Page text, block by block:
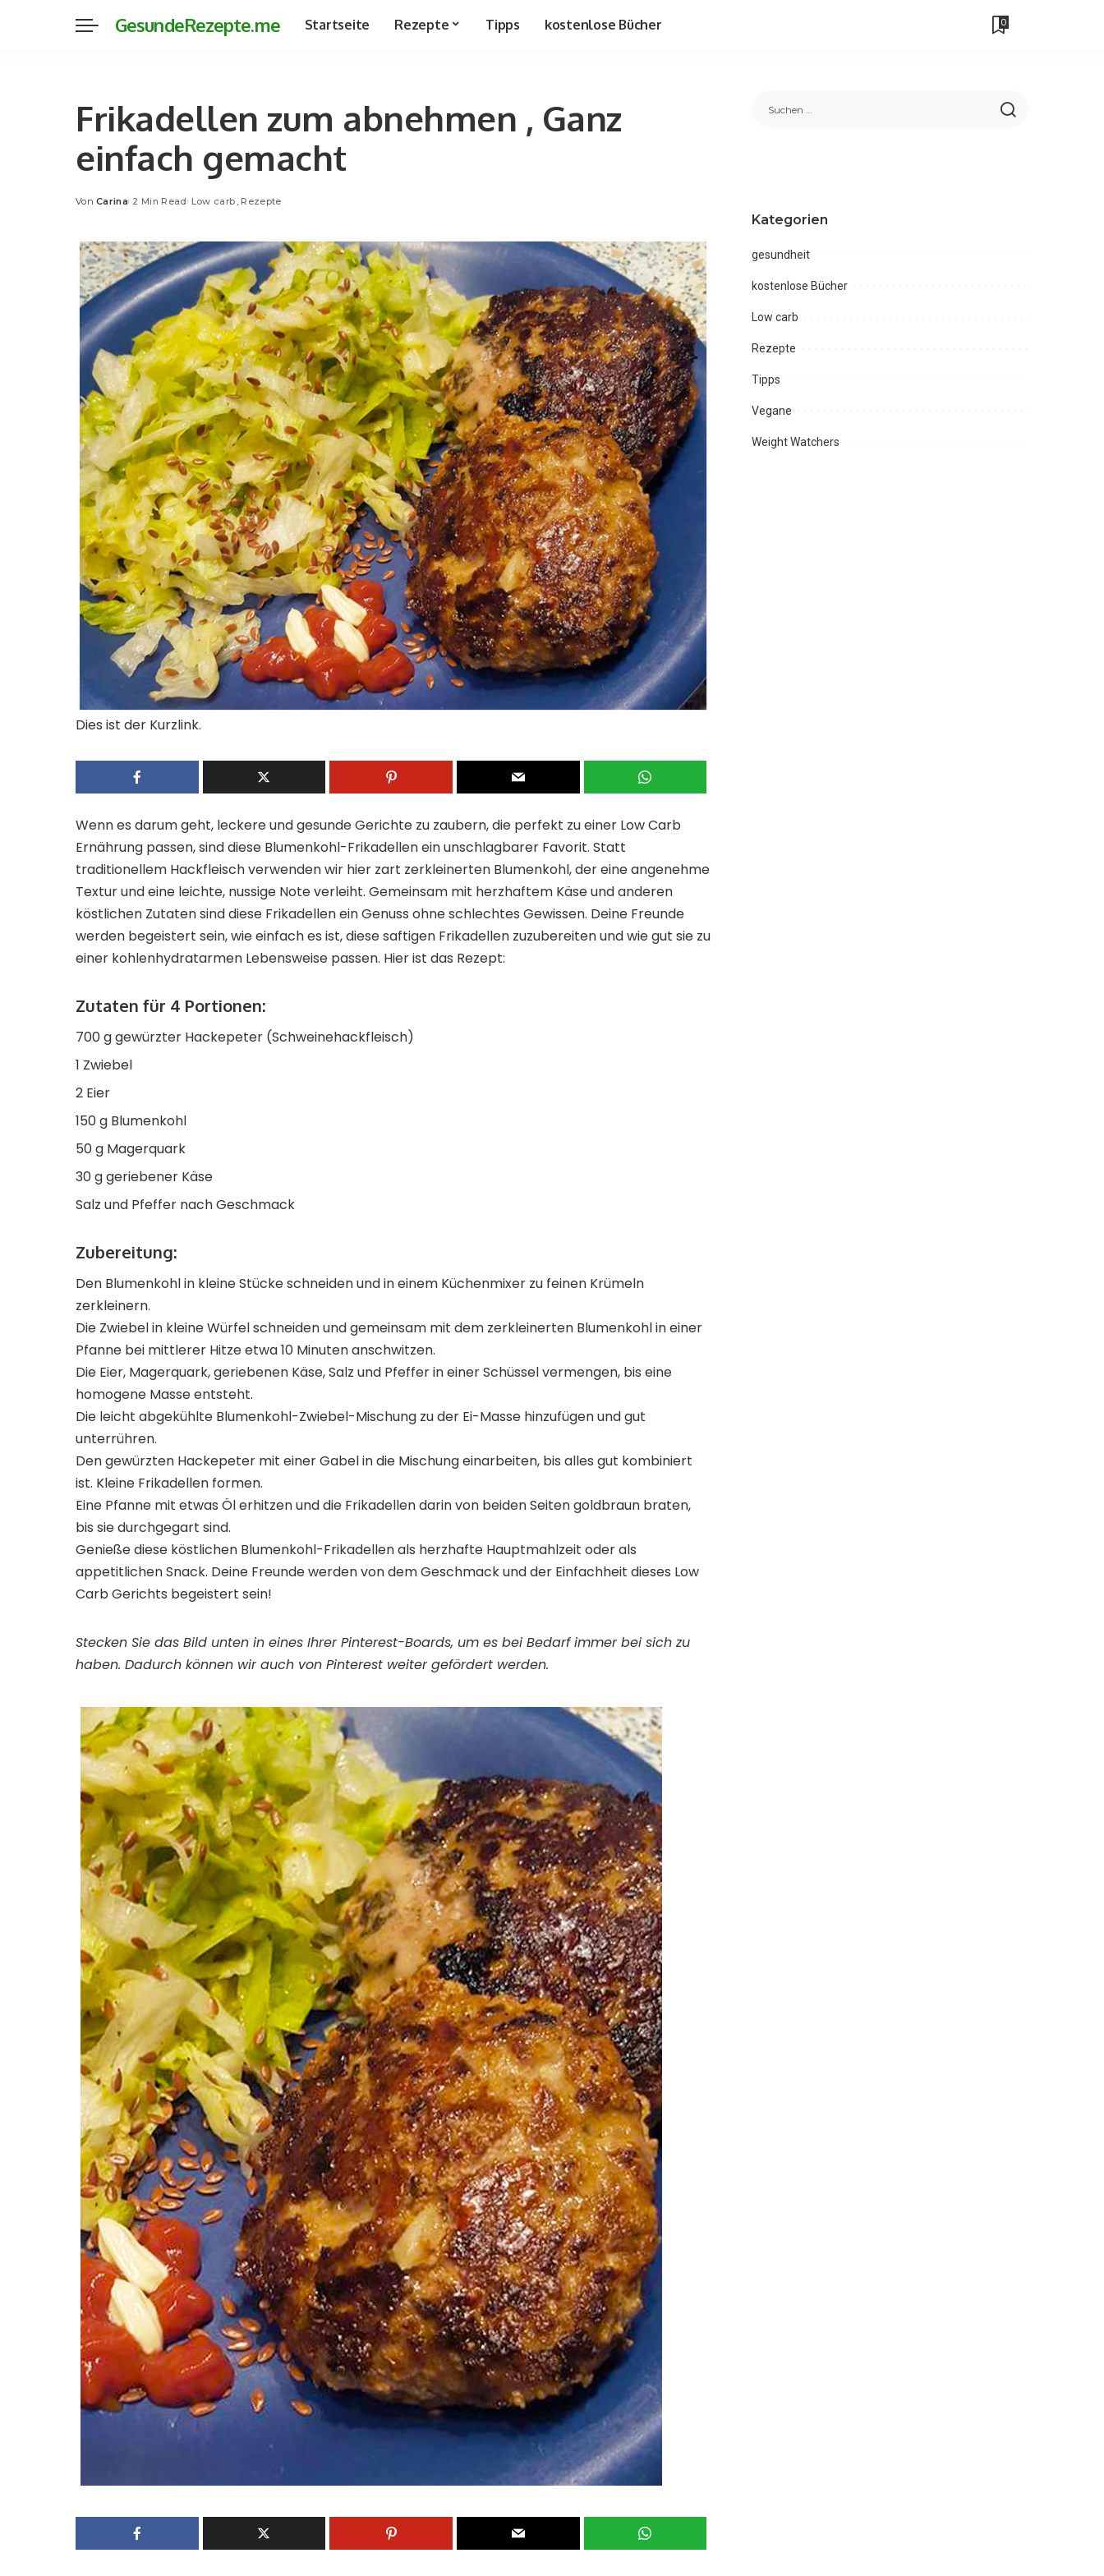
GesundeRezepte.me Startseite Rezepte Tipps kostenlose Bücher 0
Frikadellen zum abnehmen , Ganz
einfach gemacht
Posted
Von Carina 2 Min Read Low carb Rezepte
Dies ist der Kurzlink.
Wenn es darum geht, leckere und gesunde Gerichte zu zaubern, die perfekt zu einer Low Carb
Ernährung passen, sind diese Blumenkohl-Frikadellen ein unschlagbarer Favorit. Statt
traditionellem Hackfleisch verwenden wir hier zart zerkleinerten Blumenkohl, der eine angenehme
Textur und eine leichte, nussige Note verleiht. Gemeinsam mit herzhaftem Käse und anderen
köstlichen Zutaten sind diese Frikadellen ein Genuss ohne schlechtes Gewissen. Deine Freunde
werden begeistert sein, wie einfach es ist, diese saftigen Frikadellen zuzubereiten und wie gut sie zu
einer kohlenhydratarmen Lebensweise passen. Hier ist das Rezept:
Zutaten für 4 Portionen:
700 g gewürzter Hackepeter (Schweinehackfleisch)
1 Zwiebel
2 Eier
150 g Blumenkohl
50 g Magerquark
30 g geriebener Käse
Salz und Pfeffer nach Geschmack
Zubereitung:
Den Blumenkohl in kleine Stücke schneiden und in einem Küchenmixer zu feinen Krümeln
zerkleinern.
Die Zwiebel in kleine Würfel schneiden und gemeinsam mit dem zerkleinerten Blumenkohl in einer
Pfanne bei mittlerer Hitze etwa 10 Minuten anschwitzen.
Die Eier, Magerquark, geriebenen Käse, Salz und Pfeffer in einer Schüssel vermengen, bis eine
homogene Masse entsteht.
Die leicht abgekühlte Blumenkohl-Zwiebel-Mischung zu der Ei-Masse hinzufügen und gut
unterrühren.
Den gewürzten Hackepeter mit einer Gabel in die Mischung einarbeiten, bis alles gut kombiniert
ist. Kleine Frikadellen formen.
Eine Pfanne mit etwas Öl erhitzen und die Frikadellen darin von beiden Seiten goldbraun braten,
bis sie durchgegart sind.
Genieße diese köstlichen Blumenkohl-Frikadellen als herzhafte Hauptmahlzeit oder als
appetitlichen Snack. Deine Freunde werden von dem Geschmack und der Einfachheit dieses Low
Carb Gerichts begeistert sein!
Stecken Sie das Bild unten in eines Ihrer Pinterest-Boards, um es bei Bedarf immer bei sich zu
haben. Dadurch können wir auch von Pinterest weiter gefördert werden.
Kategorien
gesundheit
kostenlose Bücher
Low carb
Rezepte
Tipps
Vegane
Weight Watchers